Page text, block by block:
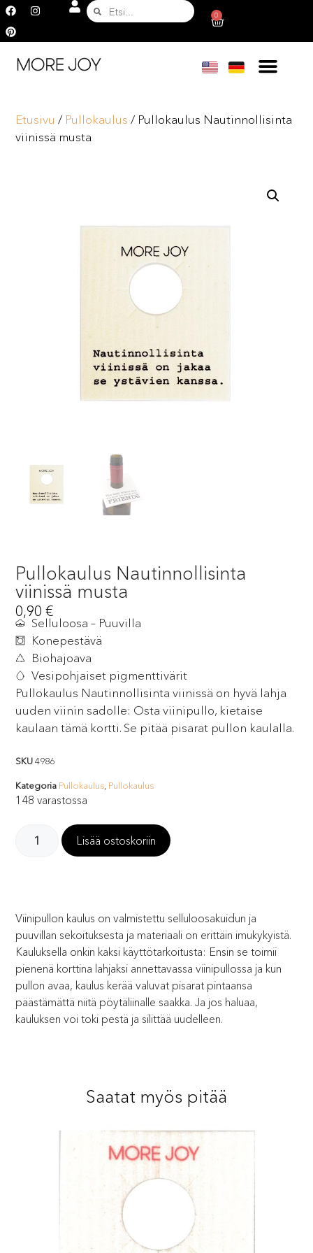
0
Etusivu / Pullokaulus / Pullokaulus Nautinnollisinta
viinissä musta
Pullokaulus Nautinnollisinta
viinissä musta
0,90€
Selluloosa – Puuvilla
Konepestävä
Biohajoava
Vesipohjaiset pigmenttivärit
Pullokaulus Nautinnollisinta viinissä on hyvä lahja
uuden viinin sadolle: Osta viinipullo, kietaise
kaulaan tämä kortti. Se pitää pisarat pullon kaulalla.
SKU4986
Kategoria Pullokaulus Pullokaulus
148 varastossa
Lisää ostoskoriin
Viinipullon kaulus on valmistettu selluloosakuidun ja
puuvillan sekoituksesta ja materiaali on erittäin imukykyistä.
Kauluksella onkin kaksi käyttötarkoitusta: Ensin se toimii
pienenä korttina lahjaksi annettavassa viinipullossa ja kun
pullon avaa, kaulus kerää valuvat pisarat pintaansa
päästämättä niitä pöytäliinalle saakka. Ja jos haluaa,
kauluksen voi toki pestä ja silittää uudelleen.
Saatat myös pitää